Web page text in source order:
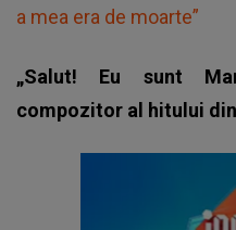
a mea era de moarte”
„Salut! Eu sunt
compozitor al hitului din